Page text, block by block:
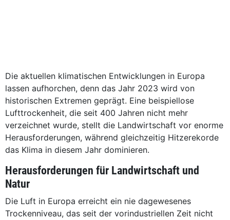
Die aktuellen klimatischen Entwicklungen in Europa
lassen aufhorchen, denn das Jahr 2023 wird von
historischen Extremen geprägt. Eine beispiellose
Lufttrockenheit, die seit 400 Jahren nicht mehr
verzeichnet wurde, stellt die Landwirtschaft vor enorme
Herausforderungen, während gleichzeitig Hitzerekorde
das Klima in diesem Jahr dominieren.
Herausforderungen für Landwirtschaft und
Natur
Die Luft in Europa erreicht ein nie dagewesenes
Trockenniveau, das seit der vorindustriellen Zeit nicht